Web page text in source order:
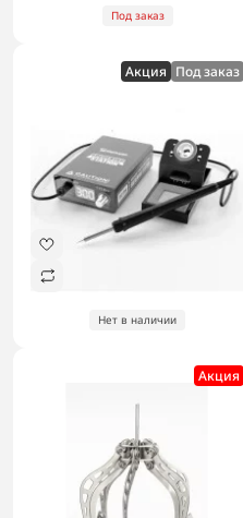
Под заказ
Акция Под заказ
Нет в наличии
Акция